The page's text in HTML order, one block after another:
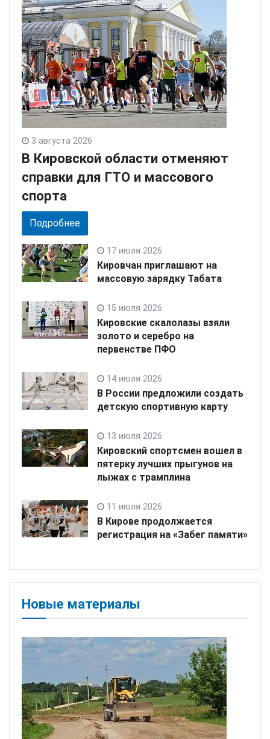
3 августа 2026
В Кировской области отменяют
справки для ГТО и массового
спорта
Подробнее
17 июля 2026
Кировчан приглашают на
массовую зарядку Табата
15 июля 2026
Кировские скалолазы взяли
золото и серебро на
первенстве ПФО
14 июля 2026
В России предложили создать
детскую спортивную карту
13 июля 2026
Кировский спортсмен вошел в
пятерку лучших прыгунов на
лыжах с трамплина
11 июля 2026
В Кирове продолжается
регистрация на «Забег памяти»
Новые материалы